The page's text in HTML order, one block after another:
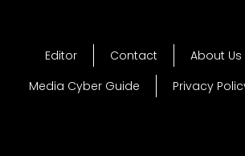
Editor Contact About Us
Media Cyber Guide
Privacy